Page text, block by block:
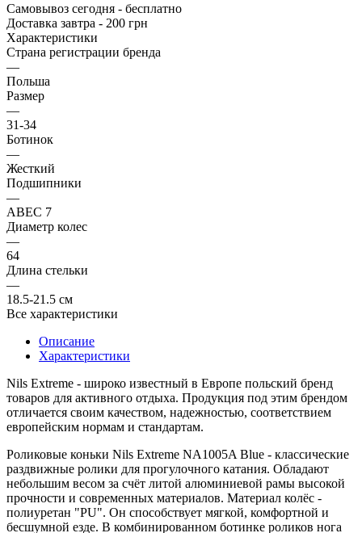
Самовывоз сегодня - бесплатно
Доставка завтра - 200 грн
Характеристики
Страна регистрации бренда
—
Польша
Размер
—
31-34
Ботинок
—
Жесткий
Подшипники
—
ABEC 7
Диаметр колес
—
64
Длина стельки
—
18.5-21.5 см
Все характеристики
Описание
Характеристики
Nils Extreme - широко известный в Европе польский бренд
товаров для активного отдыха. Продукция под этим брендом
отличается своим качеством, надежностью, соответствием
европейским нормам и стандартам.
Роликовые коньки Nils Extreme NA1005A Blue - классические
раздвижные ролики для прогулочного катания. Обладают
небольшим весом за счёт литой алюминиевой рамы высокой
прочности и современных материалов. Материал колёс -
полиуретан "PU". Он способствует мягкой, комфортной и
бесшумной езде. В комбинированном ботинке роликов нога